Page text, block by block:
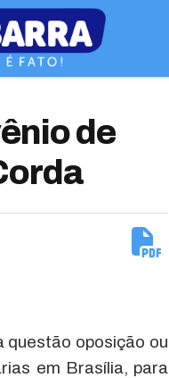
de
questão oposição ou
em Brasília, para